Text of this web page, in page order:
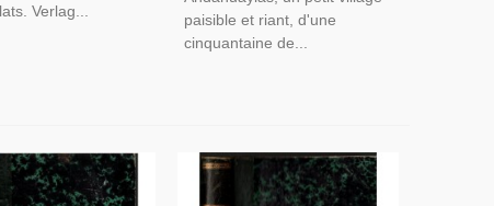
Verlag...
paisible et riant, d'une
cinquantaine de...